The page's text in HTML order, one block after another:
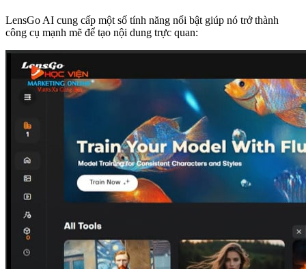
LensGo AI cung cấp một số tính năng nổi bật giúp nó trở thành
công cụ mạnh mẽ để tạo nội dung trực quan: